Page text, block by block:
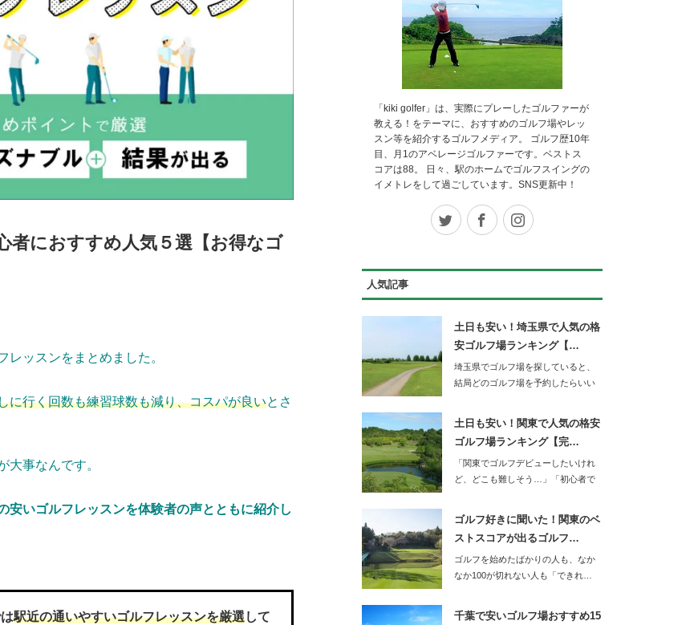
者におすすめ人気５選【お得なゴ
ッスンをまとめました。
に行く回数も練習球数も減り、コスパが良いとさ
大事なんです。
安いゴルフレッスンを体験者の声とともに紹介し
駅近の通いやすいゴルフレッスンを厳選して
「kiki golfer」は、実際にプレーしたゴルファーが
教える！をテーマに、おすすめのゴルフ場やレッ
スン等を紹介するゴルフメディア。 ゴルフ歴10年
目、月1のアベレージゴルファーです。ベストス
コアは88。 日々、駅のホームでゴルフスイングの
イメトレをして過ごしています。SNS更新中！
Twitter Facebook
人気記事
土日も安い！埼玉県で人気の格
安ゴルフ場ランキング【…
埼玉県でゴルフ場を探していると、
結局どのゴルフ場を予約したらいい
土日も安い！関東で人気の格安
ゴルフ場ランキング【完…
「関東でゴルフデビューしたいけれ
ど、どこも難しそう…」「初心者で
ゴルフ好きに聞いた！関東のベ
ストスコアが出るゴルフ…
ゴルフを始めたばかりの人も、なか
なか100が切れない人も「できれ…
千葉で安いゴルフ場おすすめ15